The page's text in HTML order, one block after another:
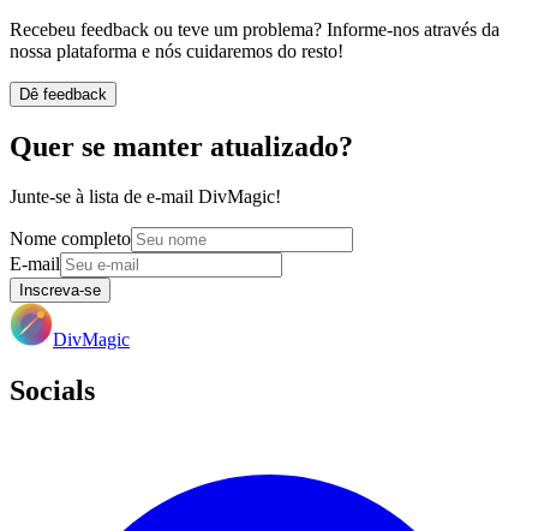
Recebeu feedback ou teve um problema? Informe-nos através da
nossa plataforma e nós cuidaremos do resto!
Dê feedback
Quer se manter atualizado?
Junte-se à lista de e-mail DivMagic!
Nome completo
E-mail
Inscreva-se
DivMagic
Socials